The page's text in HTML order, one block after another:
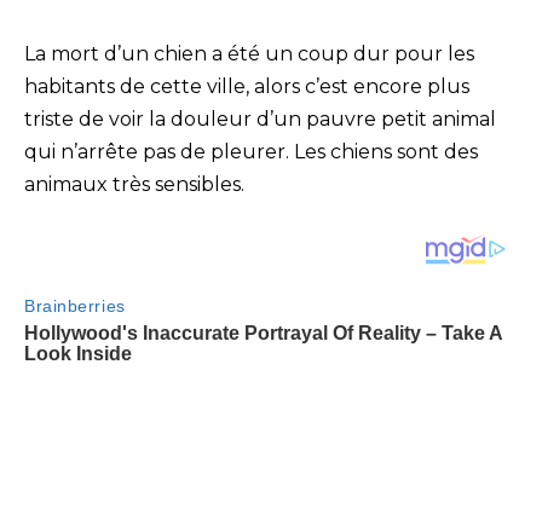
La mort d’un chien a été un coup dur pour les
habitants de cette ville, alors c’est encore plus
triste de voir la douleur d’un pauvre petit animal
qui n’arrête pas de pleurer. Les chiens sont des
animaux très sensibles.